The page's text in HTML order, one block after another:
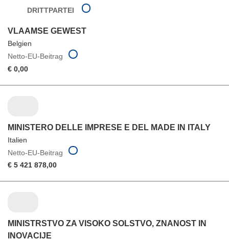
DRITTPARTEI
VLAAMSE GEWEST
Belgien
Netto-EU-Beitrag
€ 0,00
MINISTERO DELLE IMPRESE E DEL MADE IN ITALY
Italien
Netto-EU-Beitrag
€ 5 421 878,00
MINISTRSTVO ZA VISOKO SOLSTVO, ZNANOST IN
INOVACIJE